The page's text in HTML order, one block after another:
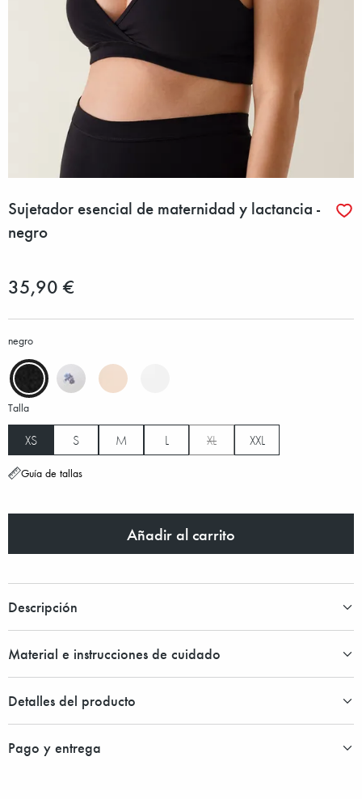
Sujetador esencial de maternidad y lactancia -
negro
35,90 €
negro
Talla
XS S M L XL XXL
Guía de tallas
Añadir al carrito
Descripción
Material e instrucciones de cuidado
Detalles del producto
Pago y entrega